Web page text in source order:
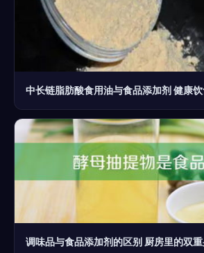
中长链脂肪酸食用油与食品添加剂 健康
调味品与食品添加剂的区别 厨房里的双